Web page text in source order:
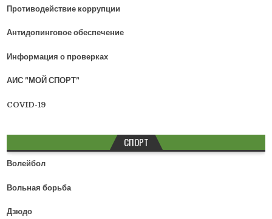
с
я
Противодействие коррупции
Антидопинговое обеспечение
Информация о проверках
АИС "МОЙ СПОРТ"
COVID-19
СПОРТ
Волейбол
Вольная борьба
Дзюдо